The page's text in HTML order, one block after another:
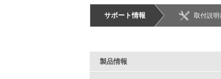
サポート情報 取付説明
製品情報